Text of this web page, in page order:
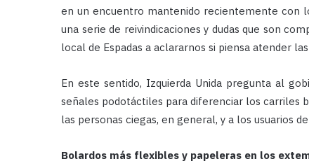
en un encuentro mantenido recientemente con
una serie de reivindicaciones y dudas que son
local de Espadas a aclararnos si piensa atender
En este sentido, Izquierda Unida pregunta al
señales podotáctiles para diferenciar los carriles
las personas ciegas, en general, y a los usuarios
Bolardos más flexibles y papeleras en los